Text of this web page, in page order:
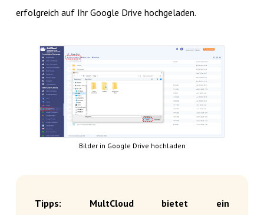
erfolgreich auf Ihr Google Drive hochgeladen.
Bilder in Google Drive hochladen
Tipps: MultCloud bietet ein